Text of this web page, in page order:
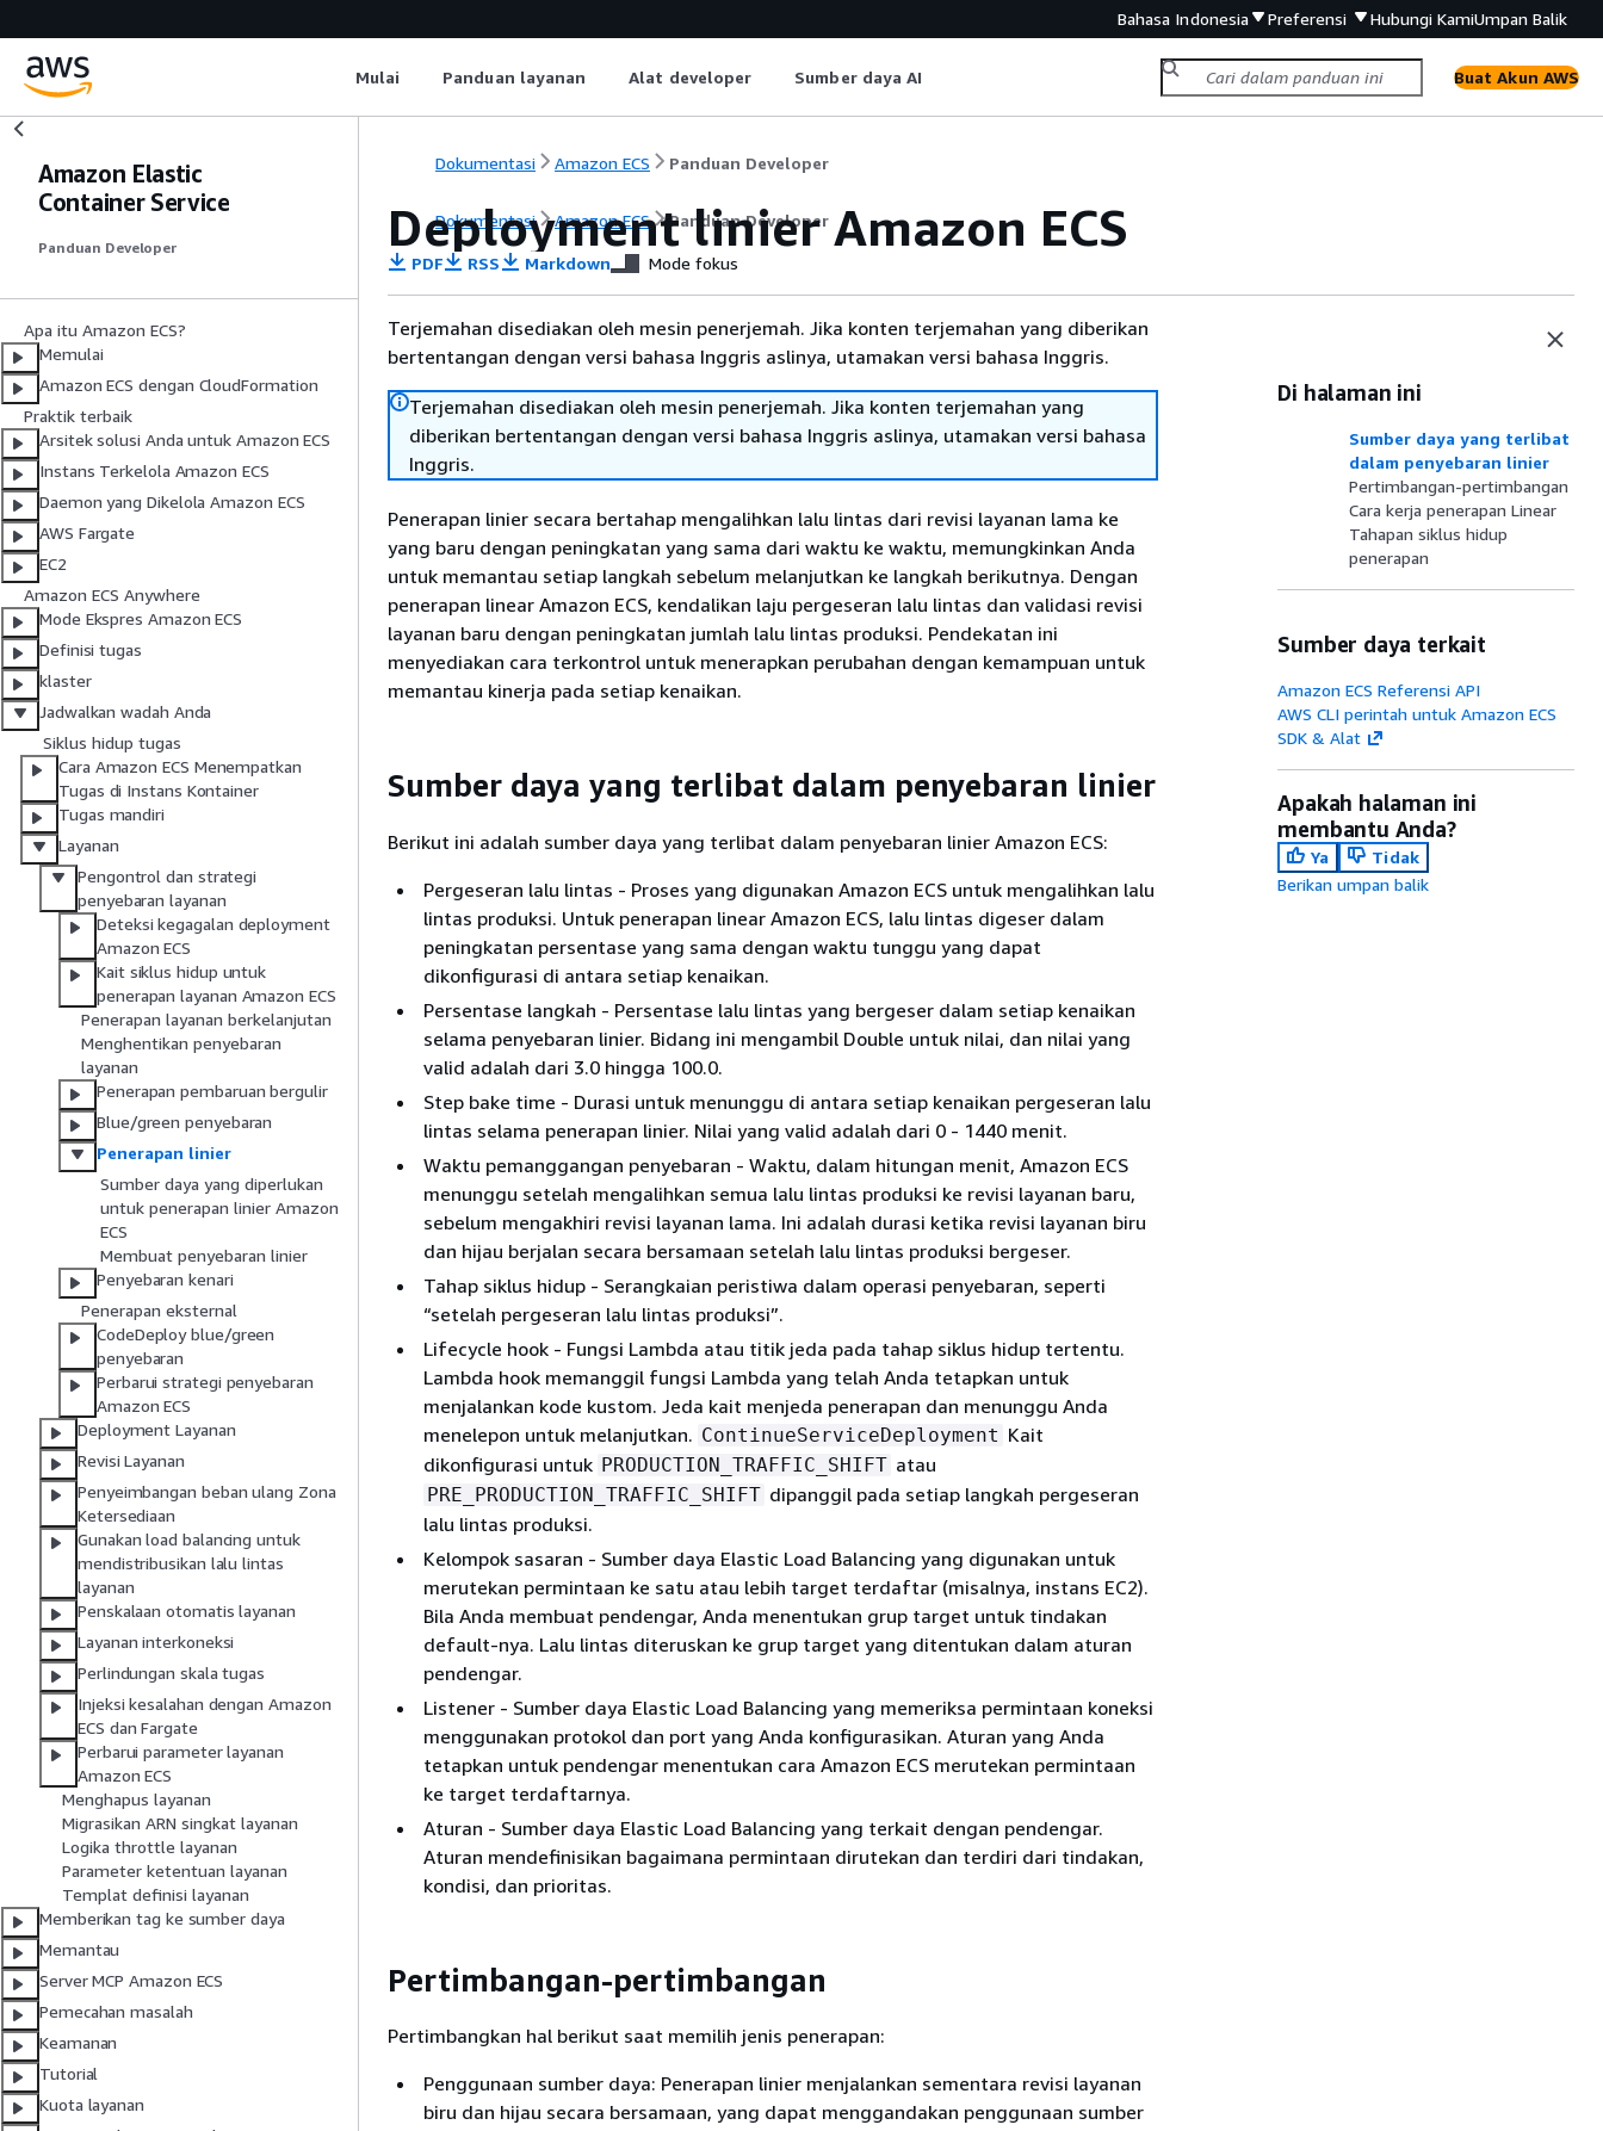
Bahasa Indonesia Preferensi Hubungi KamiUmpan Balik
Mulai Panduan layanan Alat developer Sumber daya AI Buat Akun AWS
Amazon Elastic
Container Service
Panduan Developer
Apa itu Amazon ECS?
Memulai
Amazon ECS dengan CloudFormation
Praktik terbaik
Arsitek solusi Anda untuk Amazon ECS
Instans Terkelola Amazon ECS
Daemon yang Dikelola Amazon ECS
AWS Fargate
EC2
Amazon ECS Anywhere
Mode Ekspres Amazon ECS
Definisi tugas
klaster
Jadwalkan wadah Anda
Siklus hidup tugas
Cara Amazon ECS Menempatkan
Tugas di Instans Kontainer
Tugas mandiri
Layanan
Pengontrol dan strategi
penyebaran layanan
Deteksi kegagalan deployment
Amazon ECS
Kait siklus hidup untuk
penerapan layanan Amazon ECS
Penerapan layanan berkelanjutan
Menghentikan penyebaran
layanan
Penerapan pembaruan bergulir
Blue/green penyebaran
Penerapan linier
Sumber daya yang diperlukan
untuk penerapan linier Amazon
ECS
Membuat penyebaran linier
Penyebaran kenari
Penerapan eksternal
CodeDeploy blue/green
penyebaran
Perbarui strategi penyebaran
Amazon ECS
Deployment Layanan
Revisi Layanan
Penyeimbangan beban ulang Zona
Ketersediaan
Gunakan load balancing untuk
mendistribusikan lalu lintas
layanan
Penskalaan otomatis layanan
Layanan interkoneksi
Perlindungan skala tugas
Injeksi kesalahan dengan Amazon
ECS dan Fargate
Perbarui parameter layanan
Amazon ECS
Menghapus layanan
Migrasikan ARN singkat layanan
Logika throttle layanan
Parameter ketentuan layanan
Templat definisi layanan
Memberikan tag ke sumber daya
Memantau
Server MCP Amazon ECS
Pemecahan masalah
Keamanan
Tutorial
Kuota layanan
Dokumentasi Amazon ECS Panduan Developer
Dokumentasi Amazon ECS Panduan Developer
Deployment linier Amazon ECS
PDF RSS Markdown Mode fokus
Terjemahan disediakan oleh mesin penerjemah. Jika konten terjemahan yang diberikan
bertentangan dengan versi bahasa Inggris aslinya, utamakan versi bahasa Inggris.
Terjemahan disediakan oleh mesin penerjemah. Jika konten terjemahan yang
diberikan bertentangan dengan versi bahasa Inggris aslinya, utamakan versi bahasa
Inggris.
Penerapan linier secara bertahap mengalihkan lalu lintas dari revisi layanan lama ke
yang baru dengan peningkatan yang sama dari waktu ke waktu, memungkinkan Anda
untuk memantau setiap langkah sebelum melanjutkan ke langkah berikutnya. Dengan
penerapan linear Amazon ECS, kendalikan laju pergeseran lalu lintas dan validasi revisi
layanan baru dengan peningkatan jumlah lalu lintas produksi. Pendekatan ini
menyediakan cara terkontrol untuk menerapkan perubahan dengan kemampuan untuk
memantau kinerja pada setiap kenaikan.
Sumber daya yang terlibat dalam penyebaran linier
Berikut ini adalah sumber daya yang terlibat dalam penyebaran linier Amazon ECS:
Pergeseran lalu lintas - Proses yang digunakan Amazon ECS untuk mengalihkan lalu
lintas produksi. Untuk penerapan linear Amazon ECS, lalu lintas digeser dalam
peningkatan persentase yang sama dengan waktu tunggu yang dapat
dikonfigurasi di antara setiap kenaikan.
Persentase langkah - Persentase lalu lintas yang bergeser dalam setiap kenaikan
selama penyebaran linier. Bidang ini mengambil Double untuk nilai, dan nilai yang
valid adalah dari 3.0 hingga 100.0.
Step bake time - Durasi untuk menunggu di antara setiap kenaikan pergeseran lalu
lintas selama penerapan linier. Nilai yang valid adalah dari 0 - 1440 menit.
Waktu pemanggangan penyebaran - Waktu, dalam hitungan menit, Amazon ECS
menunggu setelah mengalihkan semua lalu lintas produksi ke revisi layanan baru,
sebelum mengakhiri revisi layanan lama. Ini adalah durasi ketika revisi layanan biru
dan hijau berjalan secara bersamaan setelah lalu lintas produksi bergeser.
Tahap siklus hidup - Serangkaian peristiwa dalam operasi penyebaran, seperti
“setelah pergeseran lalu lintas produksi”.
Lifecycle hook - Fungsi Lambda atau titik jeda pada tahap siklus hidup tertentu.
Lambda hook memanggil fungsi Lambda yang telah Anda tetapkan untuk
menjalankan kode kustom. Jeda kait menjeda penerapan dan menunggu Anda
menelepon untuk melanjutkan. ContinueServiceDeployment Kait
dikonfigurasi untuk PRODUCTION_TRAFFIC_SHIFT atau
PRE_PRODUCTION_TRAFFIC_SHIFT dipanggil pada setiap langkah pergeseran
lalu lintas produksi.
Kelompok sasaran - Sumber daya Elastic Load Balancing yang digunakan untuk
merutekan permintaan ke satu atau lebih target terdaftar (misalnya, instans EC2).
Bila Anda membuat pendengar, Anda menentukan grup target untuk tindakan
default-nya. Lalu lintas diteruskan ke grup target yang ditentukan dalam aturan
pendengar.
Listener - Sumber daya Elastic Load Balancing yang memeriksa permintaan koneksi
menggunakan protokol dan port yang Anda konfigurasikan. Aturan yang Anda
tetapkan untuk pendengar menentukan cara Amazon ECS merutekan permintaan
ke target terdaftarnya.
Aturan - Sumber daya Elastic Load Balancing yang terkait dengan pendengar.
Aturan mendefinisikan bagaimana permintaan dirutekan dan terdiri dari tindakan,
kondisi, dan prioritas.
Pertimbangan-pertimbangan
Pertimbangkan hal berikut saat memilih jenis penerapan:
Penggunaan sumber daya: Penerapan linier menjalankan sementara revisi layanan
biru dan hijau secara bersamaan, yang dapat menggandakan penggunaan sumber
Di halaman ini
Sumber daya yang terlibat
dalam penyebaran linier
Pertimbangan-pertimbangan
Cara kerja penerapan Linear
Tahapan siklus hidup
penerapan
Sumber daya terkait
Amazon ECS Referensi API
AWS CLI perintah untuk Amazon ECS
SDK & Alat
Apakah halaman ini
membantu Anda?
Ya
Tidak
Berikan umpan balik